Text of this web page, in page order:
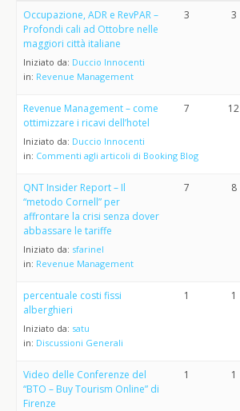
Occupazione, ADR e RevPAR –
Profondi cali ad Ottobre nelle
maggiori città italiane
Iniziato da: Duccio Innocenti
in: Revenue Management
3 3
Revenue Management – come
ottimizzare i ricavi dell’hotel
Iniziato da: Duccio Innocenti
in: Commenti agli articoli di Booking Blog
7 12
QNT Insider Report – Il
“metodo Cornell” per
affrontare la crisi senza dover
abbassare le tariffe
Iniziato da: sfarinel
in: Revenue Management
7 8
percentuale costi fissi
alberghieri
Iniziato da: satu
in: Discussioni Generali
1 1
Video delle Conferenze del
“BTO – Buy Tourism Online” di
Firenze
1 1